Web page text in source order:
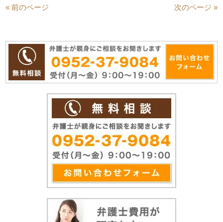
« 前のページ 次のページ »